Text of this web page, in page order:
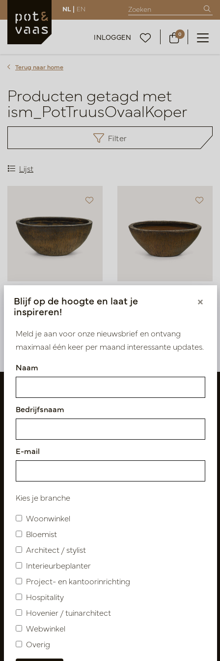
NL | EN
INLOGGEN 0
Terug naar home
Producten getagd met
ism_PotTruusOvaalKoper
Filter
Lijst
Pot Truus Ovaal Koper L54
B32 H24
Op voorraad
PV15.030CUL
Pot Truus Ovaal Koper
L40 B24 H18
PV15.030CUS
Volg ons
Nieuwsbrief
Abonneer
Over ons
Nieuwsbrief
Privacy Policy
Leveringsvoorwaarden
Blijf op de hoogte en laat je
inspireren!
×
Meld je aan voor onze nieuwsbrief en ontvang
maximaal één keer per maand interessante updates.
Naam
Bedrijfsnaam
E-mail
Kies je branche
Woonwinkel
Bloemist
Architect / stylist
Interieurbeplanter
Project- en kantoorinrichting
Hospitality
Hovenier / tuinarchitect
Webwinkel
Overig